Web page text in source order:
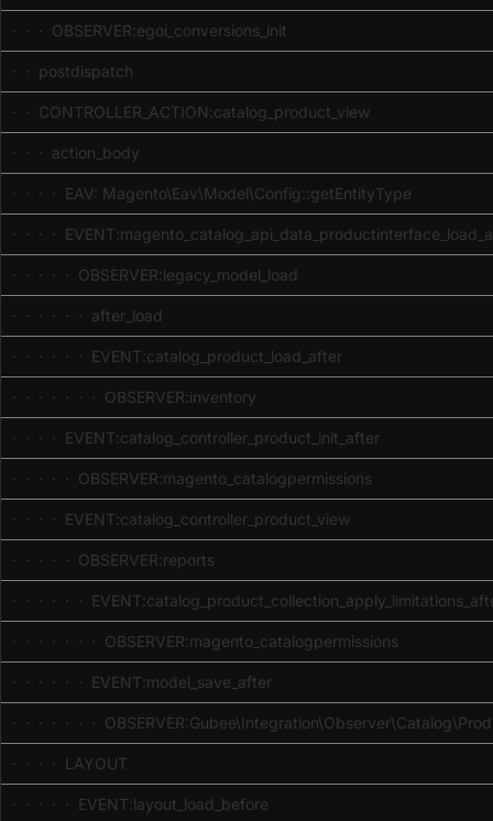
· · · OBSERVER:egoi_conversions_init
· · postdispatch
· · CONTROLLER_ACTION:catalog_product_view
· · · action_body
· · · · EAV: Magento\Eav\Model\Config::getEntityType
· · · ·
· · · · · OBSERVER:legacy_model_load
· · · · · · after_load
· · · · · · EVENT:catalog_product_load_after
· · · · · · · OBSERVER:inventory
· · · · EVENT:catalog_controller_product_init_after
· · · · · OBSERVER:magento_catalogpermissions
· · · · EVENT:catalog_controller_product_view
· · · · · OBSERVER:reports
· · · · · ·
· · · · · · · OBSERVER:magento_catalogpermissions
· · · · · · EVENT:model_save_after
· · · · · · ·
· · · · LAYOUT
· · · · · EVENT:layout_load_before